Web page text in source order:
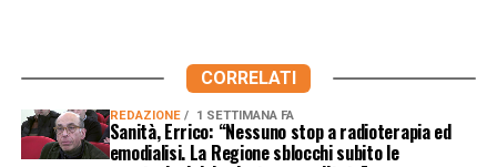
CORRELATI
REDAZIONE 1 SETTIMANA FA
Sanità, Errico: “Nessuno stop a radioterapia ed
emodialisi. La Regione sblocchi subito le